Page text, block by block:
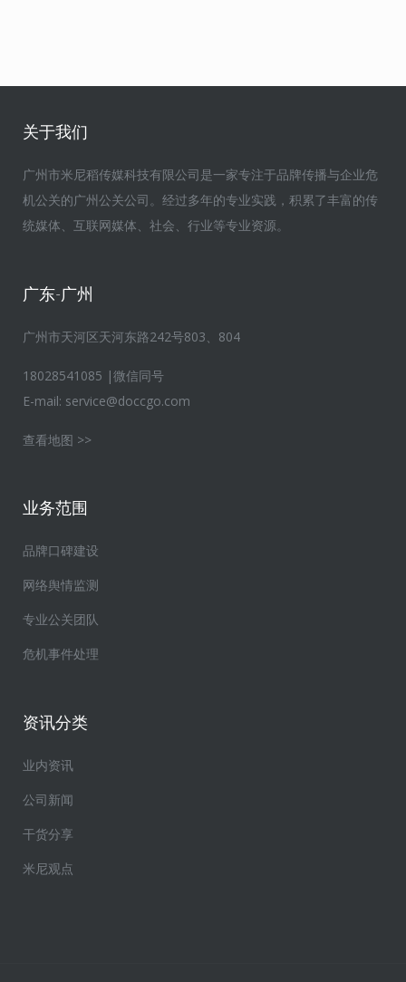
关于我们
广州市米尼稻传媒科技有限公司是一家专注于品牌传播与企业危
机公关的广州公关公司。经过多年的专业实践，积累了丰富的传
统媒体、互联网媒体、社会、行业等专业资源。
广东-广州
广州市天河区天河东路242号803、804
18028541085 |微信同号
E-mail: service@doccgo.com
查看地图 >>
业务范围
品牌口碑建设
网络舆情监测
专业公关团队
危机事件处理
资讯分类
业内资讯
公司新闻
干货分享
米尼观点